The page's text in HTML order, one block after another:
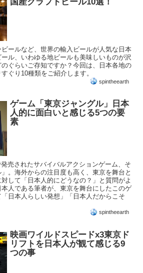
ビールなど、世界の輸入ビールが人気な日本
ル、いわゆる地ビールも美味しいものが沢
ぐらいご存知ですか？今回は、日本各地の
ぐり10種類をご紹介します。
spintheearth
ゲーム「東京ジャングル」日本
人的に面白いと感じる5つの要
素
売されたサバイバルアクションゲーム、そ
。海外からの注目度も高く、東京を舞台と
して「日本人的にどうなの？」と質問がよ
人である筆者が、東京を舞台にしたこのゲ
日本人らしい発想」「日本人だからこそ
spintheearth
映画ワイルドスピードx3東京ド
リフトを日本人が観て感じる9
つの事